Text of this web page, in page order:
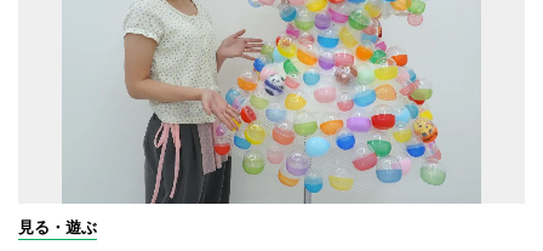
見る・遊ぶ